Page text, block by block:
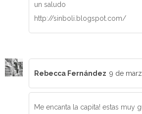
un saludo
http://sinboli.blogspot.com/
Rebecca Fernández 9 de
Me encanta la capita! estas muy